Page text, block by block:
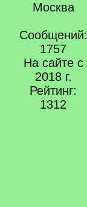
Москва
Сообщений:
1757
На сайте с
2018 г.
Рейтинг:
1312